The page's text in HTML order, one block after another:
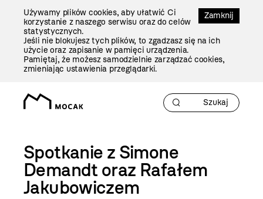
Zamknij
Używamy plików cookies, aby ułatwić Ci
korzystanie z naszego serwisu oraz do celów
statystycznych.
Jeśli nie blokujesz tych plików, to zgadzasz się na ich
użycie oraz zapisanie w pamięci urządzenia.
Pamiętaj, że możesz samodzielnie zarządzać cookies,
zmieniając ustawienia przeglądarki.
Spotkanie z Simone
Demandt oraz Rafałem
Jakubowiczem